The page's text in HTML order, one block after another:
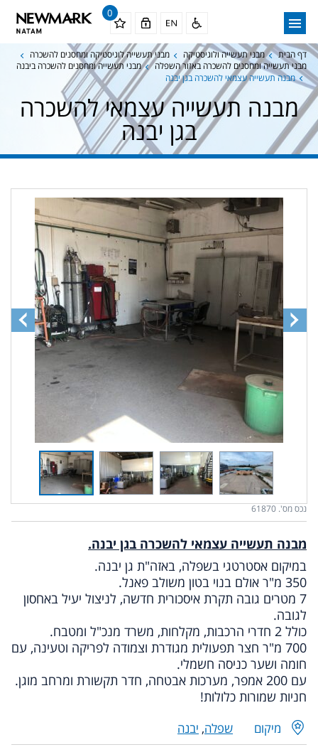
0
דף הבית מבני תעשייה ולוגיסטיקה
מבני תעשייה לוגיסטיקה ומחסנים להשכרה
מבני תעשייה ומחסנים להשכרה באזור השפלה
מבני תעשייה ומחסנים להשכרה ביבנה
מבנה תעשייה עצמאי להשכרה בגן יבנה
מבנה תעשייה עצמאי להשכרה
בגן יבנה
נכס מס'. 61870
מבנה תעשייה עצמאי להשכרה בגן יבנה.
במיקום אסטרטגי בשפלה, באזה"ת גן יבנה.
350 מ"ר אולם בנוי בטון משולב פאנל.
7 מטרים גובה תקרת איסכורית חדשה, לניצול יעיל באחסון
לגובה.
כולל 2 חדרי הרכבות, מקלחות, משרד מנכ"ל ומטבח.
700 מ"ר חצר תפעולית מגודרת וצמודה לפריקה וטעינה, עם
חומה ושער כניסה חשמלי.
עם 200 אמפר, מערכות אבטחה, חדר תקשורת ומרחב מוגן.
חניות שמורות כלולות!
מיקום שפלה, יבנה